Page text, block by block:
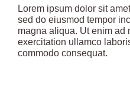
Lorem ipsum dolor sit
sed do eiusmod tempor
magna aliqua. Ut enim ad
exercitation ullamco
commodo consequat.